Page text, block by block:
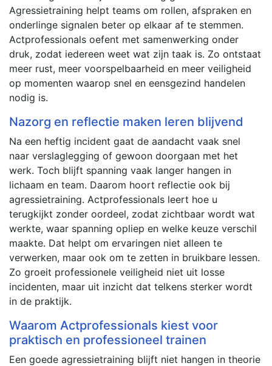
Agressietraining helpt teams om rollen, afspraken en
onderlinge signalen beter op elkaar af te stemmen.
Actprofessionals oefent met samenwerking onder
druk, zodat iedereen weet wat zijn taak is. Zo ontstaat
meer rust, meer voorspelbaarheid en meer veiligheid
op momenten waarop snel en eensgezind handelen
nodig is.
Nazorg en reflectie maken leren blijvend
Na een heftig incident gaat de aandacht vaak snel
naar verslaglegging of gewoon doorgaan met het
werk. Toch blijft spanning vaak langer hangen in
lichaam en team. Daarom hoort reflectie ook bij
agressietraining. Actprofessionals leert hoe u
terugkijkt zonder oordeel, zodat zichtbaar wordt wat
werkte, waar spanning opliep en welke keuze verschil
maakte. Dat helpt om ervaringen niet alleen te
verwerken, maar ook om te zetten in bruikbare lessen.
Zo groeit professionele veiligheid niet uit losse
incidenten, maar uit inzicht dat telkens sterker wordt
in de praktijk.
Waarom Actprofessionals kiest voor
praktisch en professioneel trainen
Een goede agressietraining blijft niet hangen in theorie